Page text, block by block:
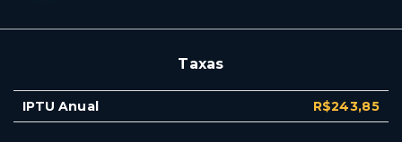
Taxas
IPTU Anual R$243,85